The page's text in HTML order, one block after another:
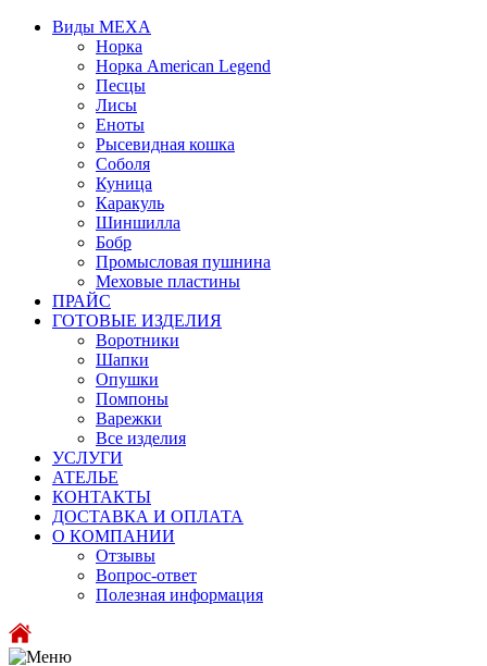
Виды МЕХА
Норка
Норка American Legend
Песцы
Лисы
Еноты
Рысевидная кошка
Соболя
Куница
Каракуль
Шиншилла
Бобр
Промысловая пушнина
Меховые пластины
ПРАЙС
ГОТОВЫЕ ИЗДЕЛИЯ
Воротники
Шапки
Опушки
Помпоны
Варежки
Все изделия
УСЛУГИ
АТЕЛЬЕ
КОНТАКТЫ
ДОСТАВКА И ОПЛАТА
О КОМПАНИИ
Отзывы
Вопрос-ответ
Полезная информация